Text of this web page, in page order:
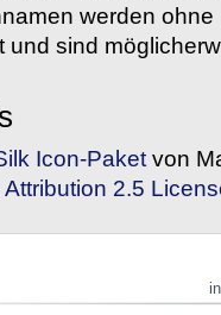
werden
und sind
Icon-Paket von
2.5